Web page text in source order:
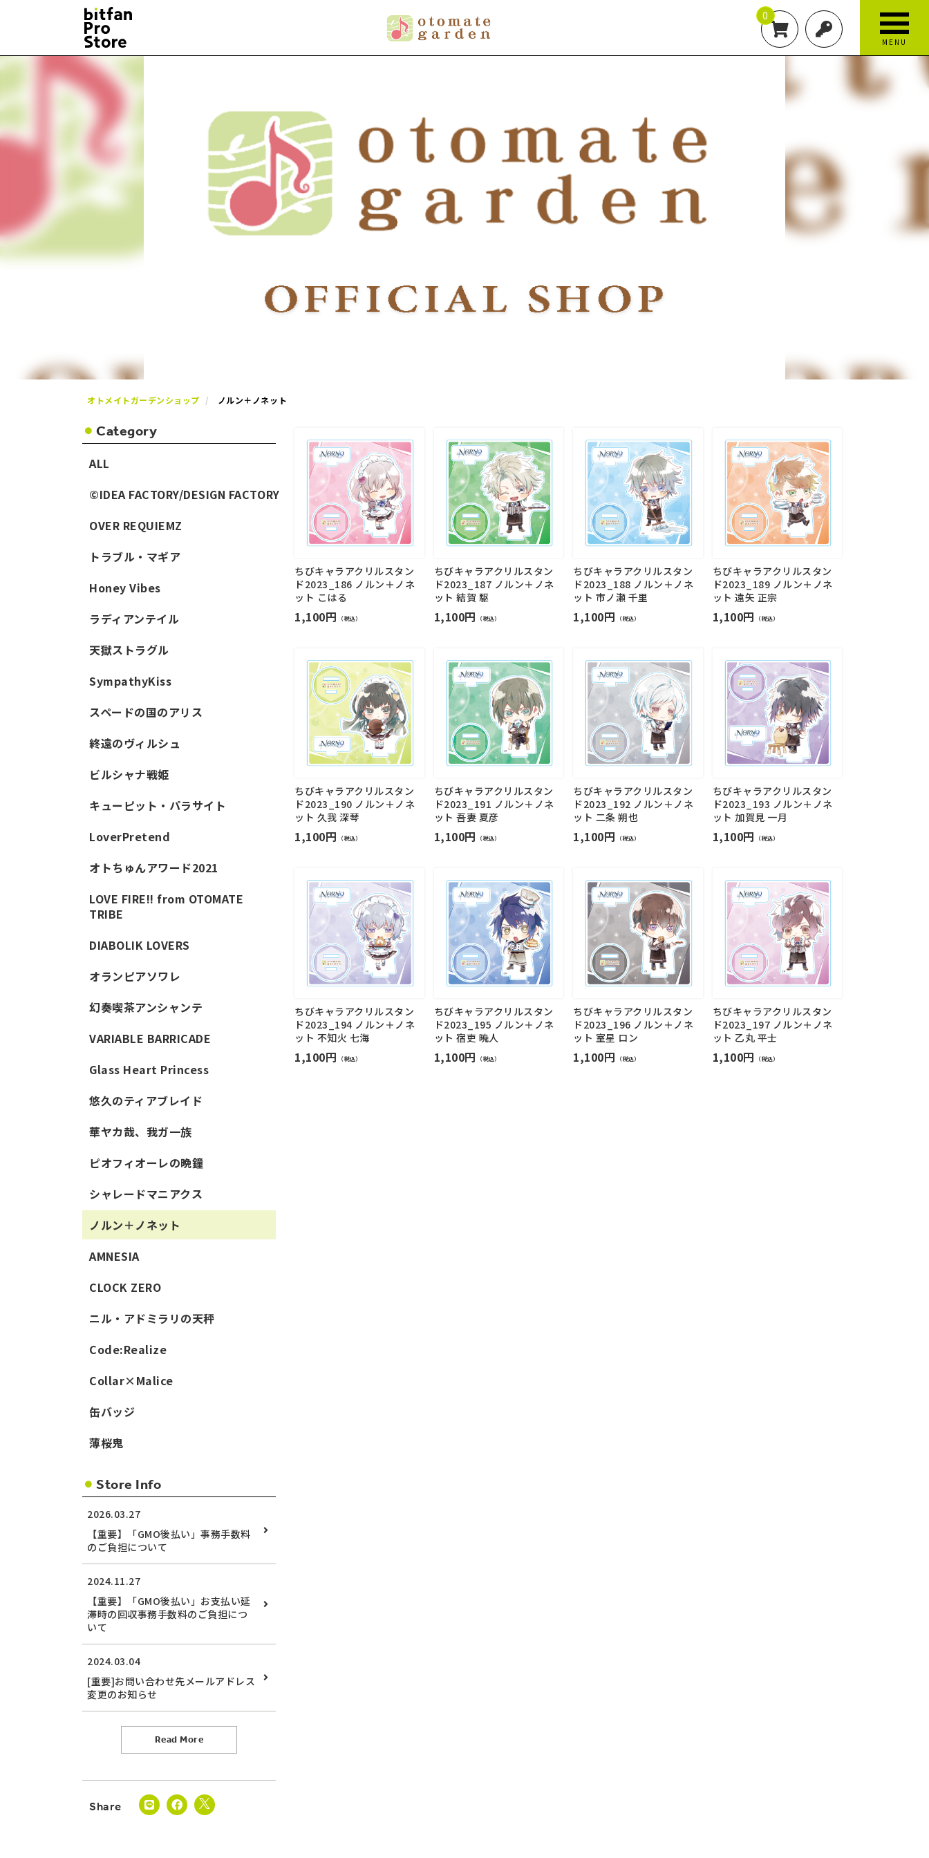
0
MENU
オトメイトガーデンショップ ノルン＋ノネット
ちびキャラアクリルスタン
ド2023_186 ノルン＋ノネ
ット こはる
1,100円 （税込）
ちびキャラアクリルスタン
ド2023_187 ノルン＋ノネ
ット 結賀 駆
1,100円 （税込）
ちびキャラアクリルスタン
ド2023_188 ノルン＋ノネ
ット 市ノ瀬 千里
1,100円 （税込）
ちびキャラアクリルスタン
ド2023_189 ノルン＋ノネ
ット 遠矢 正宗
1,100円 （税込）
ちびキャラアクリルスタン
ド2023_190 ノルン＋ノネ
ット 久我 深琴
1,100円 （税込）
ちびキャラアクリルスタン
ド2023_191 ノルン＋ノネ
ット 吾妻 夏彦
1,100円 （税込）
ちびキャラアクリルスタン
ド2023_192 ノルン＋ノネ
ット 二条 朔也
1,100円 （税込）
ちびキャラアクリルスタン
ド2023_193 ノルン＋ノネ
ット 加賀見 一月
1,100円 （税込）
ちびキャラアクリルスタン
ド2023_194 ノルン＋ノネ
ット 不知火 七海
1,100円 （税込）
ちびキャラアクリルスタン
ド2023_195 ノルン＋ノネ
ット 宿吏 暁人
1,100円 （税込）
ちびキャラアクリルスタン
ド2023_196 ノルン＋ノネ
ット 室星 ロン
1,100円 （税込）
ちびキャラアクリルスタン
ド2023_197 ノルン＋ノネ
ット 乙丸 平士
1,100円 （税込）
Category
ALL
©IDEA FACTORY/DESIGN FACTORY
OVER REQUIEMZ
トラブル・マギア
Honey Vibes
ラディアンテイル
天獄ストラグル
SympathyKiss
スペードの国のアリス
終遠のヴィルシュ
ビルシャナ戦姫
キューピット・パラサイト
LoverPretend
オトちゅんアワード2021
LOVE FIRE!! from OTOMATE
TRIBE
DIABOLIK LOVERS
オランピアソワレ
幻奏喫茶アンシャンテ
VARIABLE BARRICADE
Glass Heart Princess
悠久のティアブレイド
華ヤカ哉、我ガ一族
ピオフィオーレの晩鐘
シャレードマニアクス
ノルン＋ノネット
AMNESIA
CLOCK ZERO
ニル・アドミラリの天秤
Code:Realize
Collar×Malice
缶バッジ
薄桜鬼
Store Info
2026.03.27
【重要】「GMO後払い」事務手数料
のご負担について
2024.11.27
【重要】「GMO後払い」お支払い延
滞時の回収事務手数料のご負担につ
いて
2024.03.04
[重要]お問い合わせ先メールアドレス
変更のお知らせ
Read More